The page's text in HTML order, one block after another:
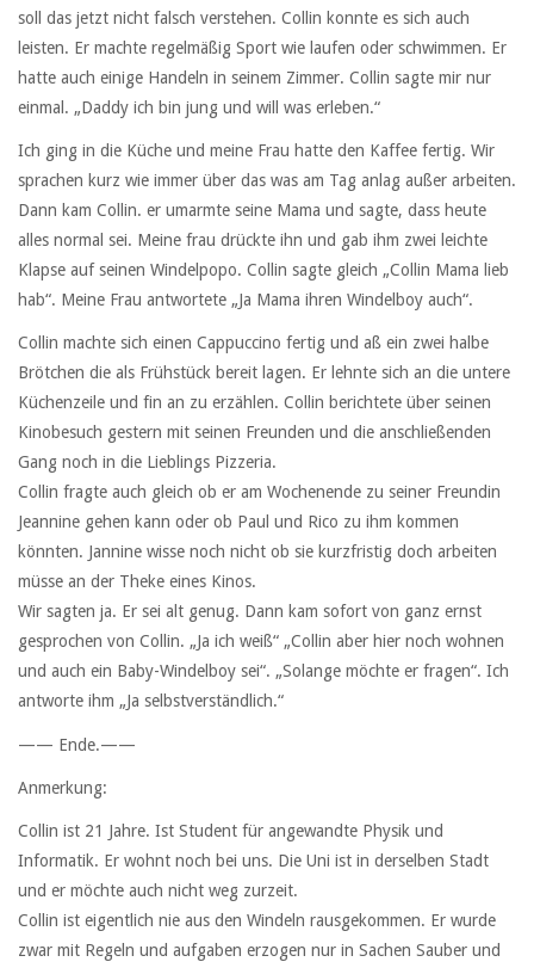
soll das jetzt nicht falsch verstehen. Collin konnte es sich auch
leisten. Er machte regelmäßig Sport wie laufen oder schwimmen. Er
hatte auch einige Handeln in seinem Zimmer. Collin sagte mir nur
einmal. „Daddy ich bin jung und will was erleben.“
Ich ging in die Küche und meine Frau hatte den Kaffee fertig. Wir
sprachen kurz wie immer über das was am Tag anlag außer arbeiten.
Dann kam Collin. er umarmte seine Mama und sagte, dass heute
alles normal sei. Meine frau drückte ihn und gab ihm zwei leichte
Klapse auf seinen Windelpopo. Collin sagte gleich „Collin Mama lieb
hab“. Meine Frau antwortete „Ja Mama ihren Windelboy auch“.
Collin machte sich einen Cappuccino fertig und aß ein zwei halbe
Brötchen die als Frühstück bereit lagen. Er lehnte sich an die untere
Küchenzeile und fin an zu erzählen. Collin berichtete über seinen
Kinobesuch gestern mit seinen Freunden und die anschließenden
Gang noch in die Lieblings Pizzeria.
Collin fragte auch gleich ob er am Wochenende zu seiner Freundin
Jeannine gehen kann oder ob Paul und Rico zu ihm kommen
könnten. Jannine wisse noch nicht ob sie kurzfristig doch arbeiten
müsse an der Theke eines Kinos.
Wir sagten ja. Er sei alt genug. Dann kam sofort von ganz ernst
gesprochen von Collin. „Ja ich weiß“ „Collin aber hier noch wohnen
und auch ein Baby-Windelboy sei“. „Solange möchte er fragen“. Ich
antworte ihm „Ja selbstverständlich.“
—— Ende.——
Anmerkung:
Collin ist 21 Jahre. Ist Student für angewandte Physik und
Informatik. Er wohnt noch bei uns. Die Uni ist in derselben Stadt
und er möchte auch nicht weg zurzeit.
Collin ist eigentlich nie aus den Windeln rausgekommen. Er wurde
zwar mit Regeln und aufgaben erzogen nur in Sachen Sauber und